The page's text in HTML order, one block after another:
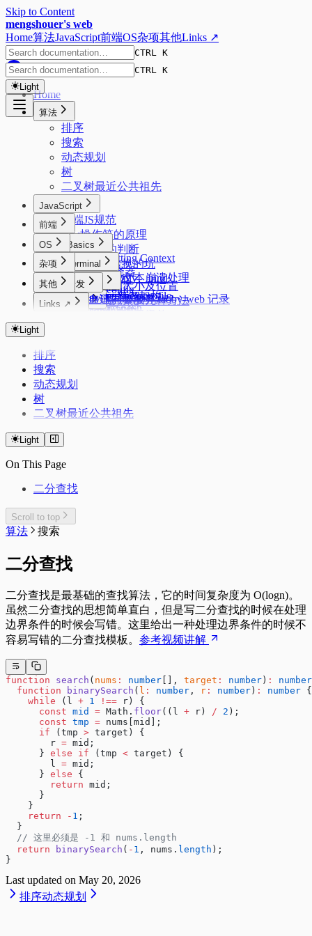
Skip to Content
mengshouer's web
Home算法JavaScript前端OS杂项其他Links ↗
CTRL K
Light
CTRL K
Home
算法
排序
搜索
动态规划
树
二叉树最近公共祖先
JavaScript
前端JS规范
new操作符的原理
数据类型的判断
JSON来回转换的坑
实现 call、apply、bind
标签函数
Promise
常见JS问题
异步任务并发量
Eventloop
前端
Basics
Formatting Context
css选择器
元素的大小及位置
隐藏元素的几种方法
Code
页面大文本崩溃处理
React
React 新老架构
Fiber 架构
Misc
OS
Terminal
Starship
zsh config
zimfw
Windows
PowerShell profile
oh-my-posh
在独立恢复分区重建 Windows 恢复环境
Linux
Swap
Kernelsu Overlayfs
Thanox 情景模式
杂项
开发
uv
conda
acme.sh 证书管理
Nginx 反向代理
其他
tabby 自建同步服务 tabby-web 记录
浏览器优化
Links ↗
Light
排序
搜索
动态规划
树
二叉树最近公共祖先
Light
On This Page
二分查找
Scroll to top
算法 搜索
二分查找
二分查找是最基础的查找算法，它的时间复杂度为 O(logn)。
虽然二分查找的思想简单直白，但是写二分查找的时候在处理
边界条件的时候会写错。这里给出一种处理边界条件的时候不
容易写错的二分查找模板。 参考视频讲解
function search ( nums : number [], target : number ) :
number
  function
binarySearch ( l : number , r : number ) : number {
    while
(l + 1 !== r) {
      const
mid = Math. floor((l + r) / 2 );
      const
tmp = nums[mid];
      if
(tmp > target) {
        r
= mid;
      }
else if (tmp < target) {
        l
= mid;
      }
else {
        return
mid;
      }
    }
    return
- 1 ;
  }
  // 这里必须是 -1 和 nums.length
  return
binarySearch ( - 1 , nums. length );
}
Last updated on May 20, 2026
排序动态规划